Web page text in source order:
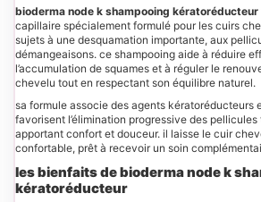
bioderma node k shampooing kératoréducteur
capillaire spécialement formulé pour les cuirs
sujets à une desquamation importante, aux
démangeaisons. ce shampooing aide à réduire
l’accumulation de squames et à réguler le
chevelu tout en respectant son équilibre naturel.
sa formule associe des agents kératoréducteurs
favorisent l’élimination progressive des
apportant confort et douceur. il laisse le cuir
confortable, prêt à recevoir un soin
les bienfaits de bioderma node k
kératoréducteur